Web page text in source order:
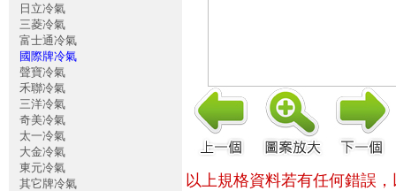
日立冷氣
三菱冷氣
富士通冷氣
國際牌冷氣
聲寶冷氣
禾聯冷氣
三洋冷氣
奇美冷氣
太一冷氣
大金冷氣
東元冷氣
其它牌冷氣
以上規格資料若有任何錯誤